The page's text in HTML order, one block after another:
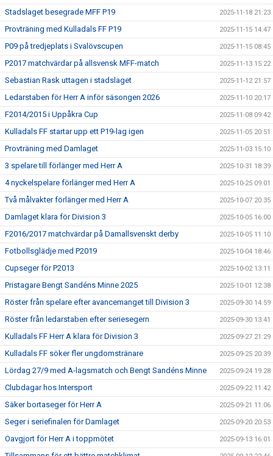
Stadslaget besegrade MFF P19 2025-11-18 21:23
Provträning med Kulladals FF P19 2025-11-15 14:47
P09 på tredjeplats i Svalövscupen 2025-11-15 08:45
P2017 matchvärdar på allsvensk MFF-match 2025-11-13 15:22
Sebastian Rask uttagen i stadslaget 2025-11-12 21:57
Ledarstaben för Herr A inför säsongen 2026 2025-11-10 20:17
F2014/2015 i Uppåkra Cup 2025-11-08 09:42
Kulladals FF startar upp ett P19-lag igen 2025-11-05 20:51
Provträning med Damlaget 2025-11-03 15:10
3 spelare till förlänger med Herr A 2025-10-31 18:39
4 nyckelspelare förlänger med Herr A 2025-10-25 09:01
Två målvakter förlänger med Herr A 2025-10-07 20:35
Damlaget klara för Division 3 2025-10-05 16:00
F2016/2017 matchvärdar på Damallsvenskt derby 2025-10-05 11:10
Fotbollsglädje med P2019 2025-10-04 18:46
Cupseger för P2013 2025-10-02 13:11
Pristagare Bengt Sandéns Minne 2025 2025-10-01 12:38
Röster från spelare efter avancemanget till Division 3 2025-09-30 14:59
Röster från ledarstaben efter seriesegern 2025-09-30 13:41
Kulladals FF Herr A klara för Division 3 2025-09-27 21:29
Kulladals FF söker fler ungdomstränare 2025-09-25 20:39
Lördag 27/9 med A-lagsmatch och Bengt Sandéns Minne 2025-09-24 19:28
Clubdagar hos Intersport 2025-09-22 11:42
Säker bortaseger för Herr A 2025-09-21 11:06
Seger i seriefinalen för Damlaget 2025-09-20 20:53
Oavgjort för Herr A i toppmötet 2025-09-13 16:01